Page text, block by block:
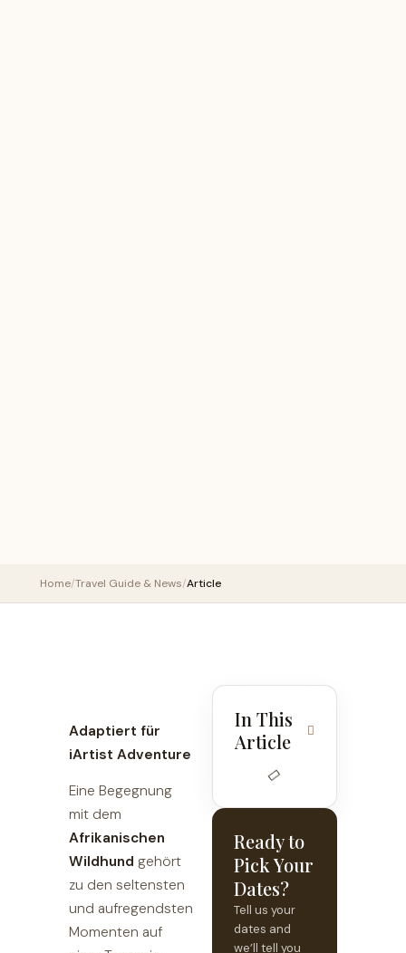
Home/Travel Guide & News/Article
Adaptiert für
iArtist Adventure
Eine Begegnung
mit dem
Afrikanischen
Wildhund gehört
zu den seltensten
und aufregendsten
Momenten auf
In This
Article
Ready to
Pick Your
Dates?
Tell us your
dates and
we’ll tell you